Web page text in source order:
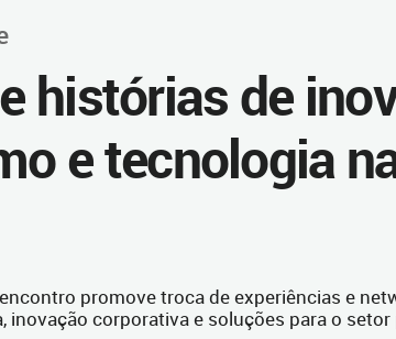
histórias de
e tecnologia
promove troca de experiências e
corporativa e soluções para o